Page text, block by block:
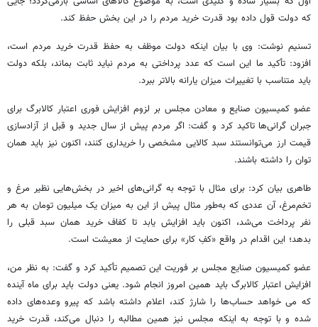
که دولت قول داده بود قدرت خرید مردم را در این بخش حفظ کند.
تسنیم نوشت: وی با بیان اینکه دولت موظف به حفظ قدرت خرید مردم است،
افزود: تأکید ما این است که عدد پرداختی به مردم نباید ثابت بماند، بلکه دولت
باید متناسب با تغییرات میزان یارانه بالاتر ببرد.
عضو کمیسیون صنایع و معادن مجلس بر لزوم افزایش فوری اعتبار کالابرگ برای
جبران گرانی‌ها تاکید کرد و گفت: اگر مردم پیش از سال جدید و قبل از آزادسازی
قیمت ارز می‌توانستند سبد کالایی مشخصی را خریداری کنند، اکنون نیز باید همان
توان را داشته باشند.
طاهری بیان کرد: برای مثال با توجه به گرانی‌های اخیر در بخش‌هایی نظیر مرغ و
تخم‌مرغ، آن عددی که به‌طور مثال پیش از این به میزان یک میلیون تومان به هر
نفر پرداخت می‌شد، اکنون باید افزایش یابد تا کفاف خرید همان سبد قبلی را
بدهد؛ این اقدام در واقع «کفِ کار» برای حمایت از معیشت است.
عضو کمیسیون صنایع مجلس بر فوریت این تصمیم تأکید کرد و گفت: به نظر من،
افزایش اعتبار کالابرگ باید همین امروز انجام شود. یعنی دولت باید برای ماه آینده
که می خواهد حساب‌ها را شارژ کند، اعلام داشته باشد که پیرو وعده‌های داده
شده و با توجه به اینکه مجلس نیز همین مطالبه را دنبال می‌کند، قدرت خرید